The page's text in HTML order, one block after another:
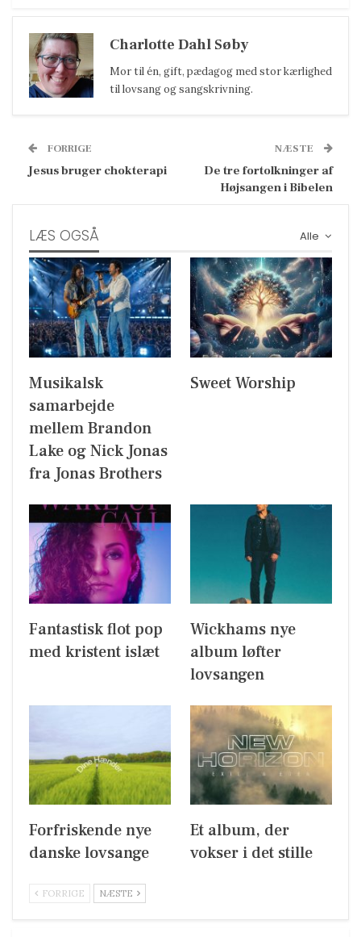
Charlotte Dahl Søby
Mor til én, gift, pædagog med stor kærlighed
til lovsang og sangskrivning.
FORRIGE
Jesus bruger chokterapi
NÆSTE
De tre fortolkninger af
Højsangen i Bibelen
Alle
LÆS OGSÅ
Musikalsk
samarbejde
mellem Brandon
Lake og Nick Jonas
fra Jonas Brothers
Sweet Worship
Fantastisk flot pop
med kristent islæt
Wickhams nye
album løfter
lovsangen
Forfriskende nye
danske lovsange
Et album, der
vokser i det stille
FORRIGE NÆSTE